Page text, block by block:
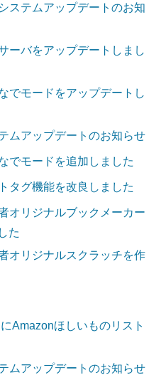
ステムアップデートのお知
ーバをアップデートしまし
でモードをアップデートし
ムアップデートのお知らせ
でモードを追加しました
タグ機能を改良しました
オリジナルブックメーカー
た
オリジナルスクラッチを作
Amazonほしいものリスト
ムアップデートのお知らせ